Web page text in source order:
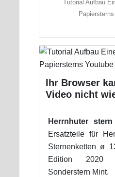
Tutorial Aufbau
Ihr Browser
Video nicht
Herrnhuter
Ersatzteile für
Sternenketten ø
Edition 2020
Sonderstern Mint.